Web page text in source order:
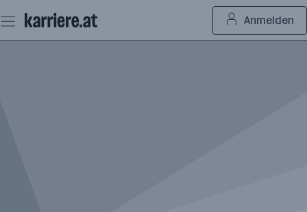
Seiteninhalt
springen
Anmelden